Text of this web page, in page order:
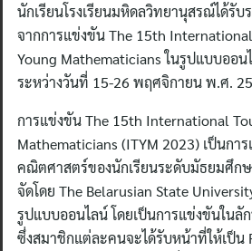
นักเรียนโรงเรียนมหิดลวิทยานุสรณ์ได้รับ
จากการแข่งขัน The 15th
Young Mathematicians ในรูปแบบออ
ระหว่างวันที่ 15-26 พฤศจิกายน พ.ศ.
การแข่งขัน The 15th International
Mathematicians (ITYM 2023) เป็นก
คณิตศาสตร์ของนักเรียนระดับมัธยมศึก
จัดโดย The Belarusian State
รูปแบบออนไลน์ โดยเป็นการแข่งขันใน
ซึ่งสมาชิกแต่ละคนจะได้รับหน้าที่ให้เป็น